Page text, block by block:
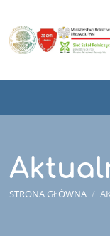
STRONA GŁÓWNA /